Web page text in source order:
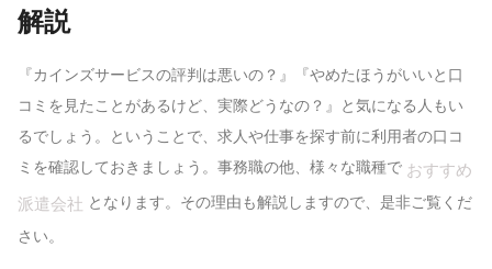
解説
『カインズサービスの評判は悪いの？』『やめたほうがいいと口
コミを見たことがあるけど、実際どうなの？』と気になる人もい
るでしょう。ということで、求人や仕事を探す前に利用者の口コ
ミを確認しておきましょう。事務職の他、様々な職種で おすすめ
派遣会社 となります。その理由も解説しますので、是非ご覧くだ
さい。